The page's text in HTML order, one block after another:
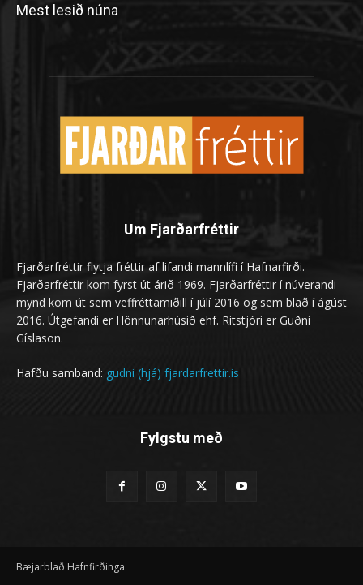
Mest lesið núna
Um Fjarðarfréttir
Fjarðarfréttir flytja fréttir af lifandi mannlífi í Hafnarfirði.
Fjarðarfréttir kom fyrst út árið 1969. Fjarðarfréttir í núverandi
mynd kom út sem veffréttamiðill í júlí 2016 og sem blað í ágúst
2016. Útgefandi er Hönnunarhúsið ehf. Ritstjóri er Guðni
Gíslason.
Hafðu samband: gudni (hjá) fjardarfrettir.is
Fylgstu með
Bæjarblað Hafnfirðinga